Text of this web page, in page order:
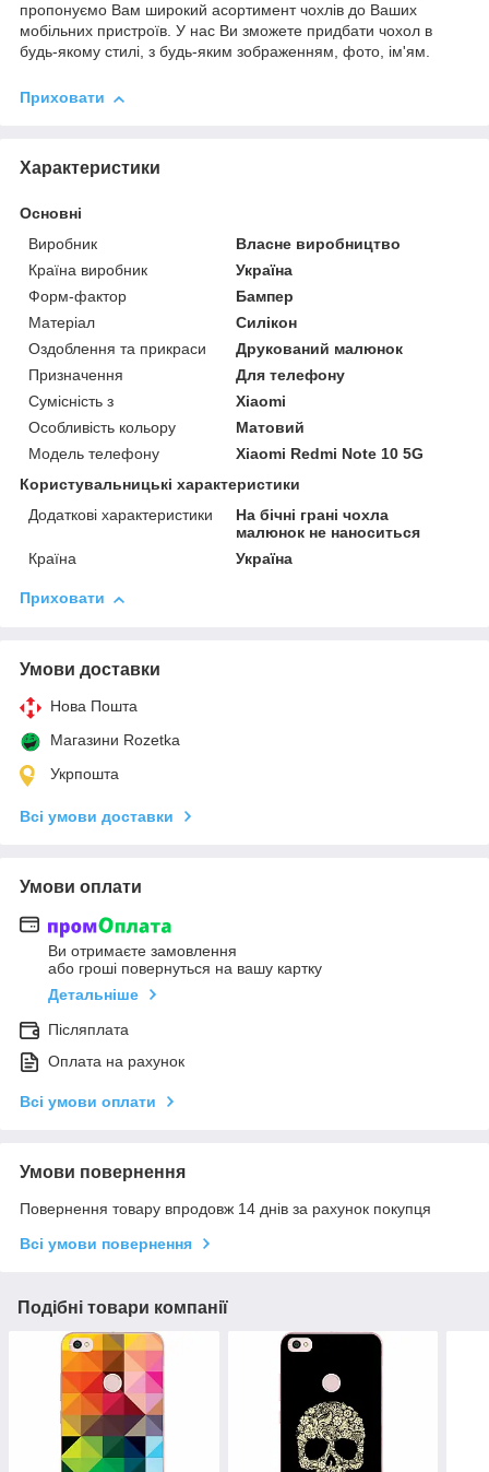
пропонуємо Вам широкий асортимент чохлів до Ваших
мобільних пристроїв. У нас Ви зможете придбати чохол в
будь-якому стилі, з будь-яким зображенням, фото, ім'ям.
Приховати
Характеристики
Основні
Виробник
Власне виробництво
Країна виробник
Україна
Форм-фактор
Бампер
Матеріал
Силікон
Оздоблення та прикраси
Друкований малюнок
Призначення
Для телефону
Сумісність з
Xiaomi
Особливість кольору
Матовий
Модель телефону
Xiaomi Redmi Note 10 5G
Користувальницькі характеристики
Додаткові характеристики
На бічні грані чохла
малюнок не наноситься
Країна
Україна
Приховати
Умови доставки
Нова Пошта
Магазини Rozetka
Укрпошта
Всі умови доставки
Умови оплати
Ви отримаєте замовлення
або гроші повернуться на вашу картку
Детальніше
Післяплата
Оплата на рахунок
Всі умови оплати
Умови повернення
Повернення товару впродовж 14 днів за рахунок покупця
Всі умови повернення
Подібні товари компанії